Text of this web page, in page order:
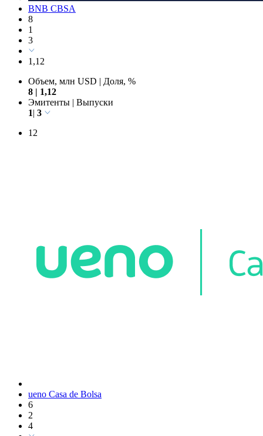
BNB CBSA
8
1
3
1,12
Объем, млн USD | Доля, %
8 | 1,12
Эмитенты | Выпуски
1| 3
12
ueno Casa de Bolsa
6
2
4